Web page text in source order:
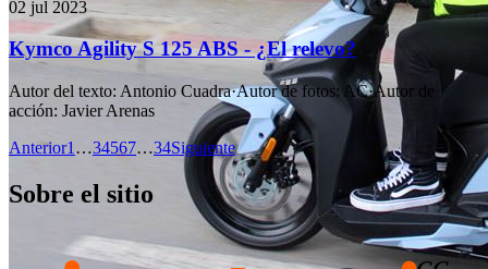
02 jul 2023
Kymco Agility S 125 ABS - ¿El relevo?
Autor del texto: Antonio Cuadra·Autor de fotos: AC·Autor de
acción: Javier Arenas
Anterior1 …34567…34Siguiente
Sobre el sitio